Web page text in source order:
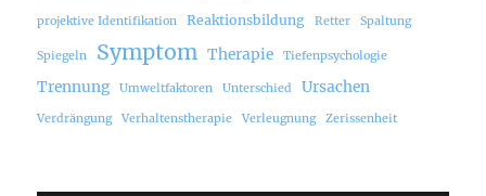
projektive Identifikation Reaktionsbildung Retter Spaltung
Spiegeln Symptom Therapie Tiefenpsychologie
Trennung Umweltfaktoren Unterschied Ursachen
Verdrängung Verhaltenstherapie Verleugnung Zerissenheit